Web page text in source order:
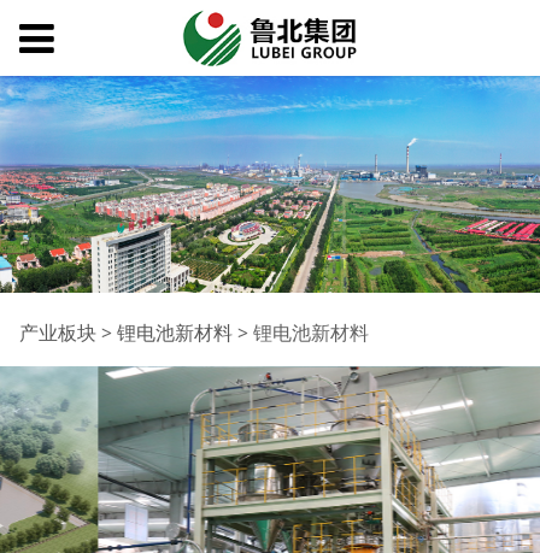
锂电池新材料
产业板块> 锂电池新材料> 锂电池新材料